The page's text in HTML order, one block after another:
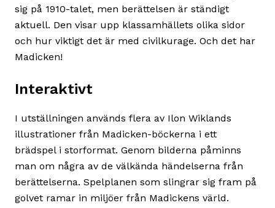
sig på 1910-talet, men berättelsen är ständigt
aktuell. Den visar upp klassamhällets olika sidor
och hur viktigt det är med civilkurage. Och det har
Madicken!
Interaktivt
I utställningen används flera av Ilon Wiklands
illustrationer från Madicken-böckerna i ett
brädspel i storformat. Genom bilderna påminns
man om några av de välkända händelserna från
berättelserna. Spelplanen som slingrar sig fram på
golvet ramar in miljöer från Madickens värld.